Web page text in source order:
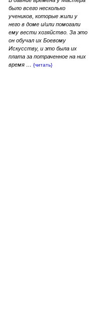
было всего несколько
учеников, которые жили у
него в доме и/или помогали
ему вести хозяйство. За это
он обучал их Боевому
Искусству, и это была их
плата за потраченное на них
время … {читать}